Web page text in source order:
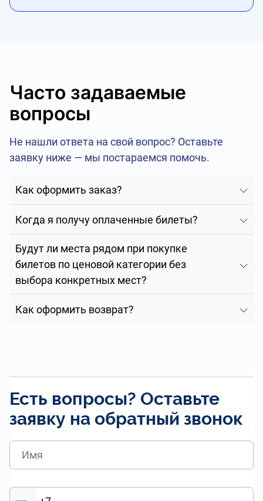
Часто задаваемые
вопросы
Не нашли ответа на свой вопрос? Оставьте
заявку ниже — мы постараемся помочь.
Как оформить заказ?
Когда я получу оплаченные билеты?
Будут ли места рядом при покупке
билетов по ценовой категории без
выбора конкретных мест?
Как оформить возврат?
Есть вопросы? Оставьте
заявку на обратный звонок